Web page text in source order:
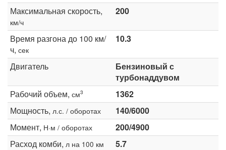
Максимальная скорость,
км/ч
200
Время разгона до 100 км/
ч, сек
10.3
Двигатель
Бензиновый с
турбонаддувом
Рабочий объем, см3
1362
Мощность, л.с. / оборотах
140/6000
Момент, Н·м / оборотах
200/4900
Расход комби, л на 100 км
5.7